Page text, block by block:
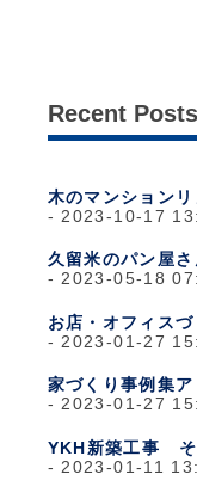
Recent Posts
木のマンション
2023-10-17
久留米のパン屋
2023-05-18
お店・オフィス
2023-01-27
家づくり事例集ア
2023-01-27
YKH新築工事 そ
2023-01-11